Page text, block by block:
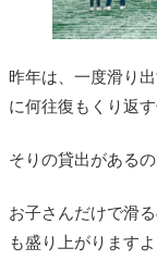
昨年は、一度滑り
に何往復もくり返
そりの貸出がある
お子さんだけで滑
も盛り上がりますよ